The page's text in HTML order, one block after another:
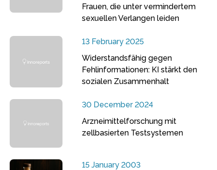
Frauen, die unter vermindertem
sexuellen Verlangen leiden
13 February 2025
Widerstandsfähig gegen
Fehlinformationen: KI stärkt den
sozialen Zusammenhalt
30 December 2024
Arzneimittelforschung mit
zellbasierten Testsystemen
15 January 2003